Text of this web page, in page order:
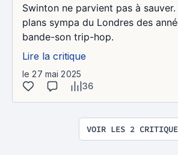
Swinton ne parvient pas à sauver.
plans sympa du Londres des
bande-son trip-hop.
Lire la critique
le 27 mai 2025
36
VOIR LES 2